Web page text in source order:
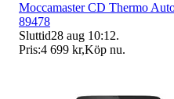
Moccamaster CD Thermo
89478
Sluttid28 aug 10:12.
Pris:4 699 kr,Köp nu.